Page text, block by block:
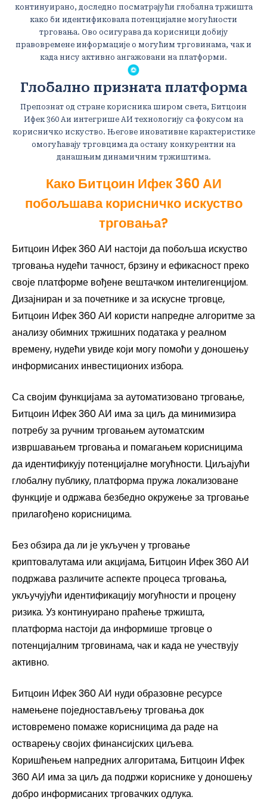
континуирано, доследно посматрајући глобална тржишта
како би идентификовала потенцијалне могућности
трговања. Ово осигурава да корисници добију
правовремене информације о могућим трговинама, чак и
када нису активно ангажовани на платформи.
Глобално призната платформа
Препознат од стране корисника широм света, Битцоин
Ифек 360 Аи интегрише АИ технологију са фокусом на
корисничко искуство. Његове иновативне карактеристике
омогућавају трговцима да остану конкурентни на
данашњим динамичним тржиштима.
Како Битцоин Ифек 360 АИ
побољшава корисничко искуство
трговања?
Битцоин Ифек 360 АИ настоји да побољша искуство
трговања нудећи тачност, брзину и ефикасност преко
своје платформе вођене вештачком интелигенцијом.
Дизајниран и за почетнике и за искусне трговце,
Битцоин Ифек 360 АИ користи напредне алгоритме за
анализу обимних тржишних података у реалном
времену, нудећи увиде који могу помоћи у доношењу
информисаних инвестиционих избора.
Са својим функцијама за аутоматизовано трговање,
Битцоин Ифек 360 АИ има за циљ да минимизира
потребу за ручним трговањем аутоматским
извршавањем трговања и помагањем корисницима
да идентификују потенцијалне могућности. Циљајући
глобалну публику, платформа пружа локализоване
функције и одржава безбедно окружење за трговање
прилагођено корисницима.
Без обзира да ли је укључен у трговање
криптовалутама или акцијама, Битцоин Ифек 360 АИ
подржава различите аспекте процеса трговања,
укључујући идентификацију могућности и процену
ризика. Уз континуирано праћење тржишта,
платформа настоји да информише трговце о
потенцијалним трговинама, чак и када не учествују
активно.
Битцоин Ифек 360 АИ нуди образовне ресурсе
намењене поједностављењу трговања док
истовремено помаже корисницима да раде на
остварењу својих финансијских циљева.
Коришћењем напредних алгоритама, Битцоин Ифек
360 АИ има за циљ да подржи кориснике у доношењу
добро информисаних трговачких одлука.